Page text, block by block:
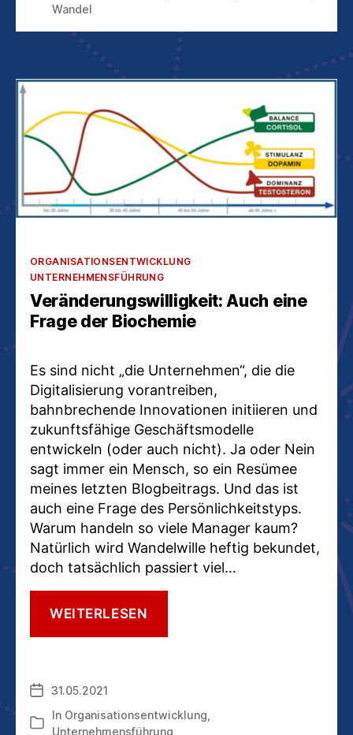
Wandel
Kategorien
ORGANISATIONSENTWICKLUNG
UNTERNEHMENSFÜHRUNG
Veränderungswilligkeit: Auch eine
Frage der Biochemie
Es sind nicht „die Unternehmen“, die die
Digitalisierung vorantreiben,
bahnbrechende Innovationen initiieren und
zukunftsfähige Geschäftsmodelle
entwickeln (oder auch nicht). Ja oder Nein
sagt immer ein Mensch, so ein Resümee
meines letzten Blogbeitrags. Und das ist
auch eine Frage des Persönlichkeitstyps.
Warum handeln so viele Manager kaum?
Natürlich wird Wandelwille heftig bekundet,
doch tatsächlich passiert viel…
WEITERLESEN
Veröffentlichungsdatum
31.05.2021
Kategorien
In Organisationsentwicklung
Unternehmensführung